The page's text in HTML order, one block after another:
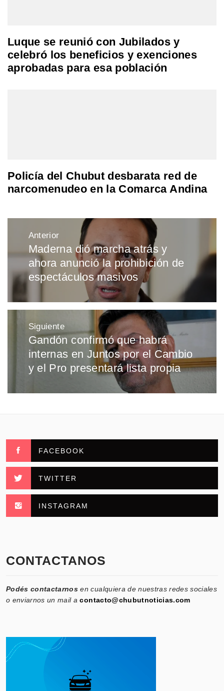
Luque se reunió con Jubilados y
celebró los beneficios y exenciones
aprobadas para esa población
Policía del Chubut desbarata red de
narcomenudeo en la Comarca Andina
entradas
Anterior
Entrada
anterior:
Maderna dió marcha atrás y
ahora anunció la prohibición de
espectáculos masivos
Siguiente
Entrada
siguiente:
Gandón confirmó que habrá
internas en Juntos por el Cambio
y el Pro presentará lista propia
FACEBOOK
TWITTER
INSTAGRAM
CONTACTANOS
Podés contactarnos en cualquiera de nuestras redes sociales
o enviarnos un mail acontacto@chubutnoticias.com